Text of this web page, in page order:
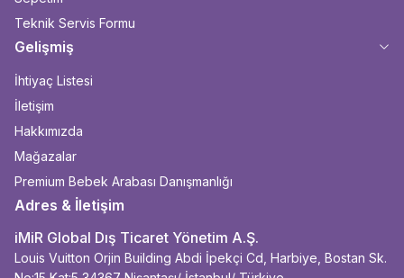
Teknik Servis Formu
Gelişmiş
İhtiyaç Listesi
İletişim
Hakkımızda
Mağazalar
Premium Bebek Arabası Danışmanlığı
Adres & İletişim
iMiR Global Dış Ticaret Yönetim A.Ş.
Louis Vuitton Orjin Building Abdi İpekçi Cd, Harbiye, Bostan Sk.